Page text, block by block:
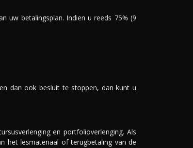
uw betalingsplan. Indien u reeds 75% (9
dan ook besluit te stoppen, dan kunt u
en portfolioverlenging. Als
het lesmateriaal of terugbetaling van de